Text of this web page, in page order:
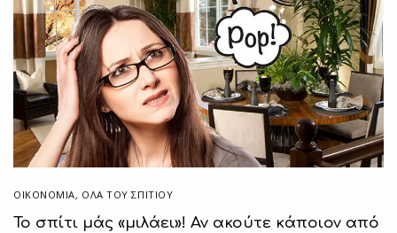
ΟΙΚΟΝΟΜΙΑ, ΌΛΑ ΤΟΥ ΣΠΙΤΙΟΥ
Το σπίτι μάς «μιλάει»! Αν ακούτε κάποιον από